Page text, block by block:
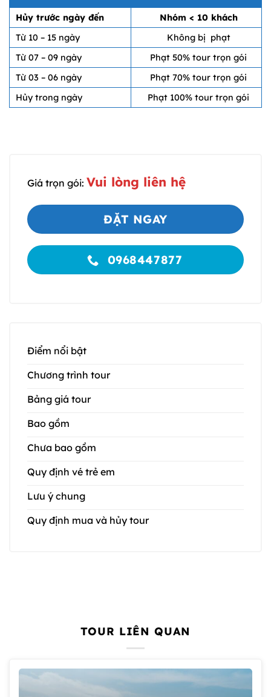
Hủy trước ngày đến
Nhóm < 10 khách
Từ 10 – 15 ngày
Không bị phạt
Từ 07 – 09 ngày
Phạt 50% tour trọn gói
Từ 03 – 06 ngày
Phạt 70% tour trọn gói
Hủy trong ngày
Phạt 100% tour trọn gói
Giá trọn gói: Vui lòng liên hệ
ĐẶT NGAY
0968447877
Điểm nổi bật
Chương trình tour
Bảng giá tour
Bao gồm
Chưa bao gồm
Quy định vé trẻ em
Lưu ý chung
Quy định mua và hủy tour
TOUR LIÊN QUAN